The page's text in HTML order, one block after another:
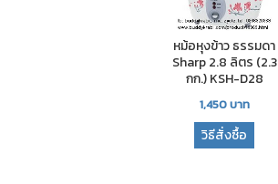
หม้อหุงข้าว ธรรมดา
Sharp 2.8 ลิตร (2.3
กก.) KSH-D28
1,450บาท
วิธีสั่งซื้อ